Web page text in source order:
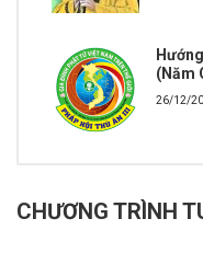
(Năm
26/12/
CHƯƠNG TRÌNH